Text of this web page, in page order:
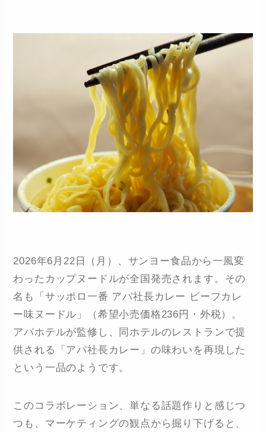
2026年6月22日（月）、サンヨー食品から一風変
わったカップヌードルが全国発売されます。その
名も「サッポロ一番 アパ社長カレー ビーフカレ
ー味ヌードル」（希望小売価格236円・外税）。
アパホテルが監修し、同ホテルのレストランで提
供される「アパ社長カレー」の味わいを再現した
という一品のようです。
このコラボレーション、単なる話題作りと感じつ
つも、マーケティングの観点から掘り下げると、